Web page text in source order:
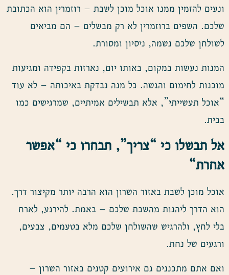
ונעים להזמין ממנו אוכל מוכן לשבת – רוזמרין הוא הכתובת
שלכם. השפים ברוזמרין לא רק מבשלים – הם מביאים
לשולחן שלכם נשמה, ניסיון ומסורת.
המנות נעשות במקום, באותו יום, נארזות בקפידה ומגיעות
מוכנות לחימום והגשה. כל מנה נבדקת באיכותה – לא עוד
“אוכל תעשייתי”, אלא תבשילים אמיתיים, שמרגישים כמו
בבית.
אל תבשלו כי “צריך”, תבחרו כי “אפשר
אחרת“
אוכל מוכן לשבת באזור השרון הוא הרבה יותר מקיצור דרך.
הוא הדרך ליהנות מהשבת שלכם – באמת. להירגע, לארח
בלי לחץ, ולהרגיש שהשולחן שלכם מלא בטעמים, צבעים,
ורגעים של נחת.
ואם אתם מתכננים גם אירועים קטנים באזור השרון –